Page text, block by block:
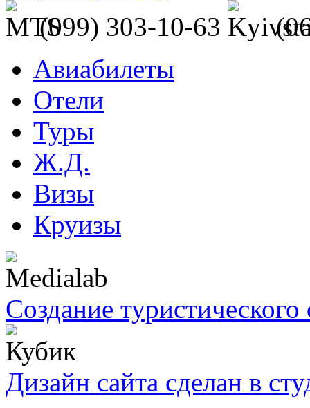
(099) 303-10-63
Авиабилеты
Отели
Туры
Ж.Д.
Визы
Круизы
Создание туристического
Дизайн сайта сделан в